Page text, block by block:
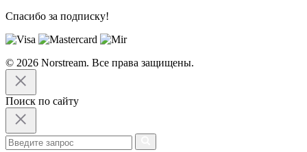
Спасибо за подписку!
© 2026 Norstream. Все права защищены.
Поиск по сайту